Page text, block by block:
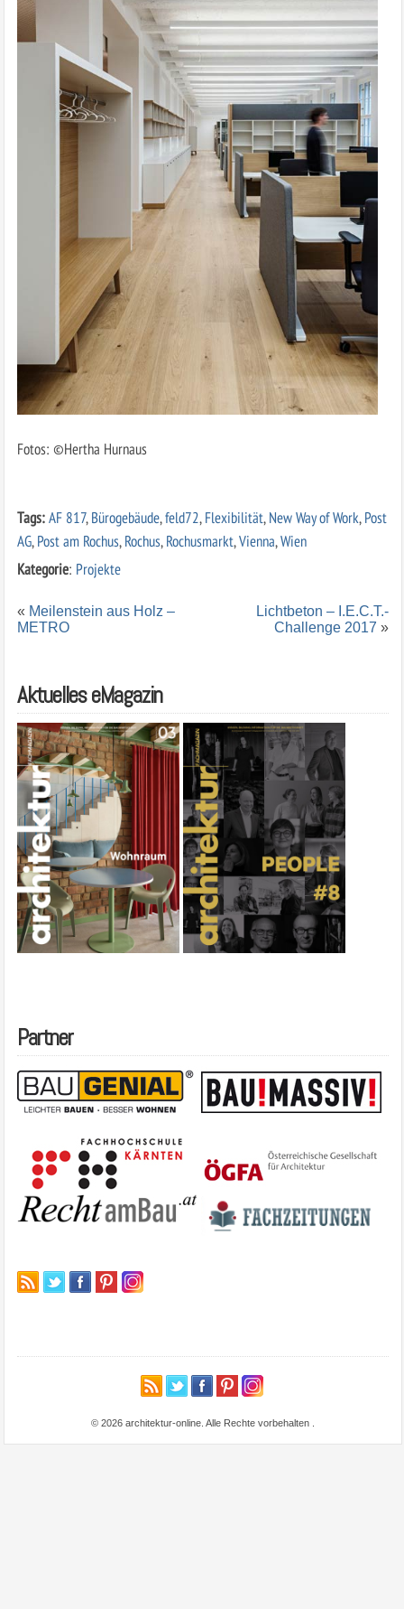
Fotos: ©Hertha Hurnaus
Tags:AF 817,Bürogebäude,feld72,Flexibilität,New Way of Work,Post
AG,Post am Rochus,Rochus,Rochusmarkt,Vienna,Wien
Kategorie: Projekte
« Meilenstein aus Holz –
METRO
Lichtbeton – I.E.C.T.-
Challenge 2017 »
Aktuelles eMagazin
Partner
© 2026 architektur-online. Alle Rechte vorbehalten